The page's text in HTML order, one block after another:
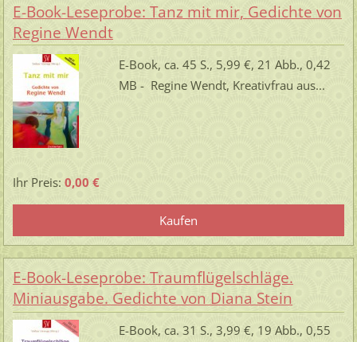
E-Book-Leseprobe: Tanz mit mir, Gedichte von
Regine Wendt
E-Book, ca. 45 S., 5,99 €, 21 Abb., 0,42
MB - Regine Wendt, Kreativfrau aus...
Ihr Preis: 0,00 €
E-Book-Leseprobe: Traumflügelschläge.
Miniausgabe. Gedichte von Diana Stein
E-Book, ca. 31 S., 3,99 €, 19 Abb., 0,55